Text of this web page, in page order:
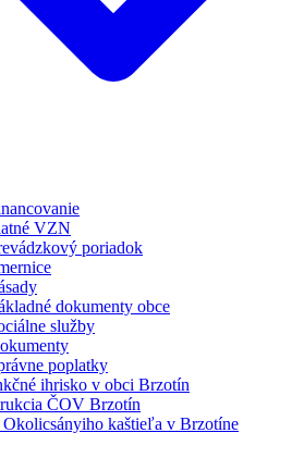
VZN
poriadok
dokumenty obce
služby
poplatky
ihrisko v obci Brzotín
ČOV Brzotín
kaštieľa v Brzotíne